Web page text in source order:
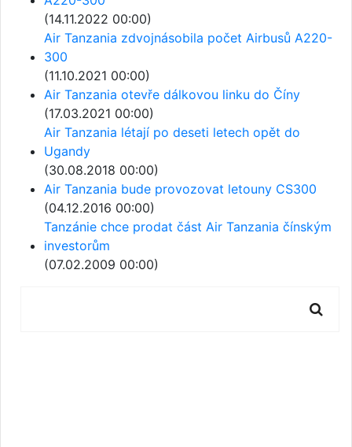
(14.11.2022 00:00)
Air Tanzania zdvojnásobila počet Airbusů A220-
300
(11.10.2021 00:00)
Air Tanzania otevře dálkovou linku do Číny
(17.03.2021 00:00)
Air Tanzania létají po deseti letech opět do
Ugandy
(30.08.2018 00:00)
Air Tanzania bude provozovat letouny CS300
(04.12.2016 00:00)
Tanzánie chce prodat část Air Tanzania čínským
investorům
(07.02.2009 00:00)